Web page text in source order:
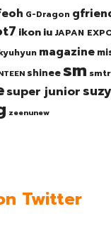
G-Dragon
ikoniu JAPAN
magazine
shinee sm
super junior suzy
zeenunew
Twitter